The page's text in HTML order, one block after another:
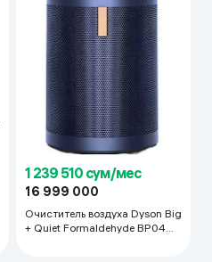
1 239 510 сум/мес
16 999 000
Очиститель воздуха Dyson Big
+ Quiet Formaldehyde BP04